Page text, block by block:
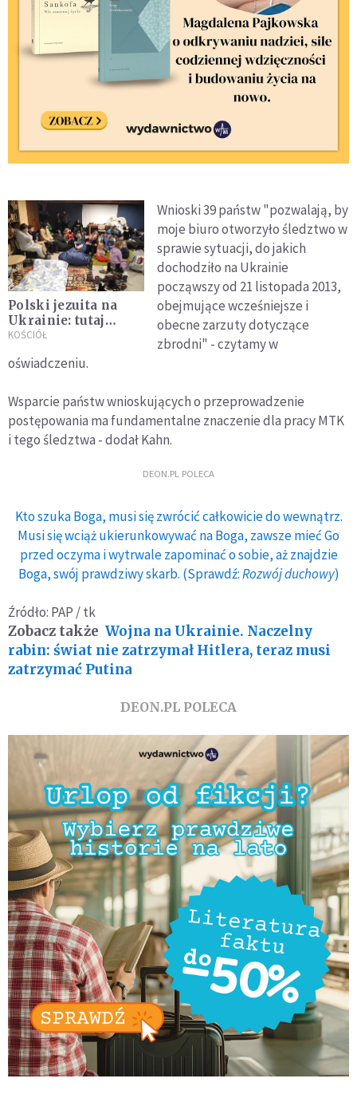
Polski jezuita na
Ukrainie: tutaj
dokonuje się coś
duchowej
KOŚCIÓŁ
Wnioski 39 państw "pozwalają, by
moje biuro otworzyło śledztwo w
sprawie sytuacji, do jakich
dochodziło na Ukrainie
począwszy od 21 listopada 2013,
obejmujące wcześniejsze i
obecne zarzuty dotyczące
zbrodni" - czytamy w
oświadczeniu.
Wsparcie państw wnioskujących o przeprowadzenie
postępowania ma fundamentalne znaczenie dla pracy MTK
i tego śledztwa - dodał Kahn.
DEON.PL POLECA
Kto szuka Boga, musi się zwrócić całkowicie do wewnątrz.
Musi się wciąż ukierunkowywać na Boga, zawsze mieć Go
przed oczyma i wytrwale zapominać o sobie, aż znajdzie
Boga, swój prawdziwy skarb. (Sprawdź:Rozwój duchowy)
Źródło: PAP / tk
Zobacz także Wojna na Ukrainie. Naczelny
rabin: świat nie zatrzymał Hitlera, teraz musi
zatrzymać Putina
DEON.PL POLECA